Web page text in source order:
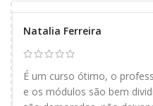
Natalia Ferreira
É um curso ótimo, o
e os módulos são bem